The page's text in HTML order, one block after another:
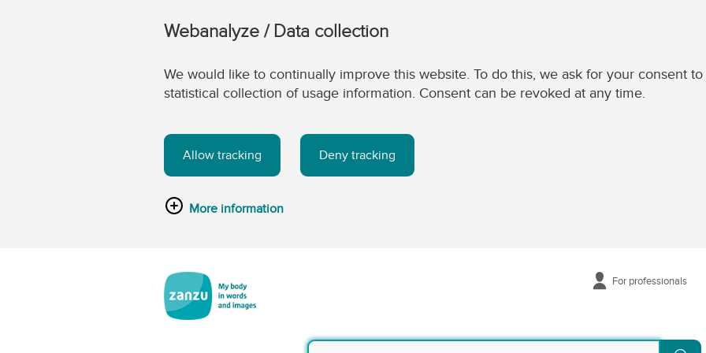
Webanalyze / Data collection
We would like to continually improve this website. To do this, we ask for your consent
statistical collection of usage information. Consent can be revoked at any time.
Allow tracking Deny tracking
More information
For professionals